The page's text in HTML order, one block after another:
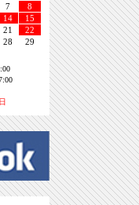
7
8
14
15
21
22
28
29